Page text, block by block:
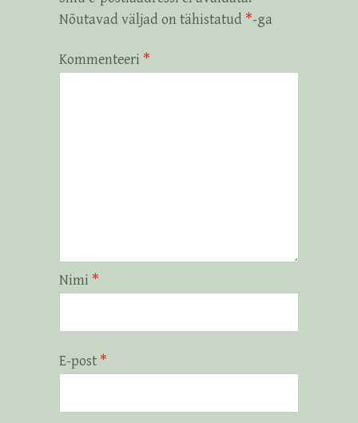
Nõutavad väljad on tähistatud *-ga
Kommenteeri *
Nimi *
E-post *